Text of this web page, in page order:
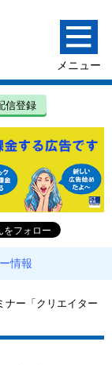
信登録
情報
ナー「クリエイター